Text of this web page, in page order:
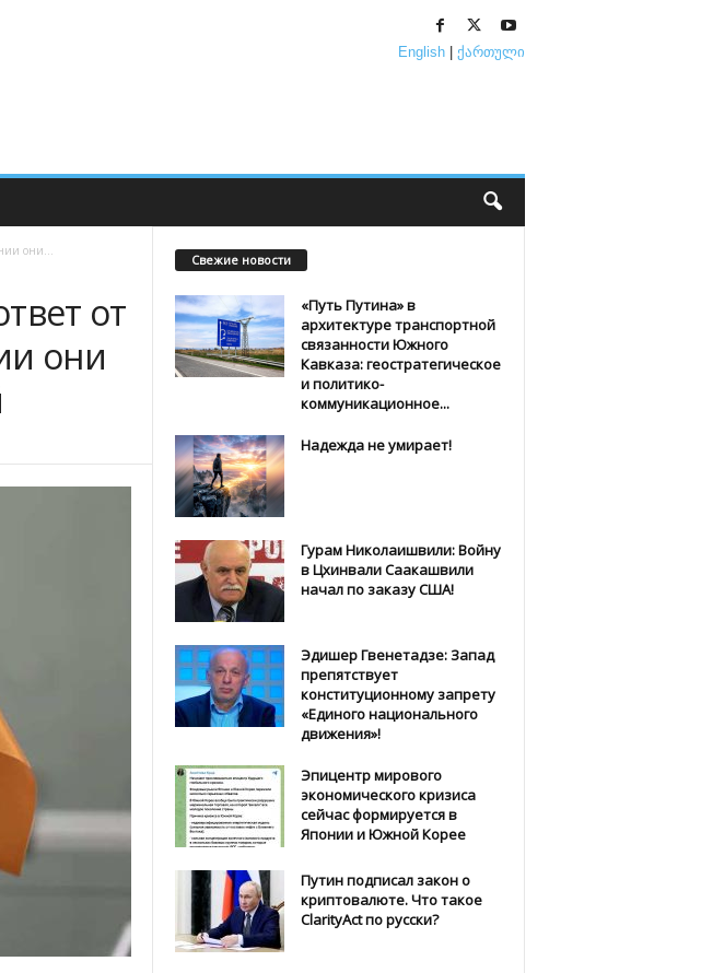
English| ქართული
они...
от
они
Свежие новости
«Путь Путина» в
архитектуре транспортной
связанности Южного
Кавказа: геостратегическое
и политико-
коммуникационное...
Надежда не умирает!
Гурам Николаишвили: Войну
в Цхинвали Саакашвили
начал по заказу США!
Эдишер Гвенетадзе: Запад
препятствует
конституционному запрету
«Единого национального
движения»!
Эпицентр мирового
экономического кризиса
сейчас формируется в
Японии и Южной Корее
Путин подписал закон о
криптовалюте. Что такое
ClarityAct по русски?